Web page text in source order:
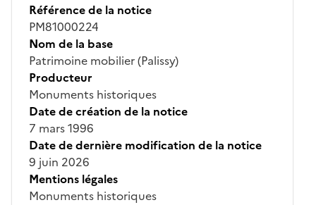
Référence de la notice
PM81000224
Nom de la base
Patrimoine mobilier (Palissy)
Producteur
Monuments historiques
Date de création de la notice
7 mars 1996
Date de dernière modification de la notice
9 juin 2026
Mentions légales
Monuments historiques